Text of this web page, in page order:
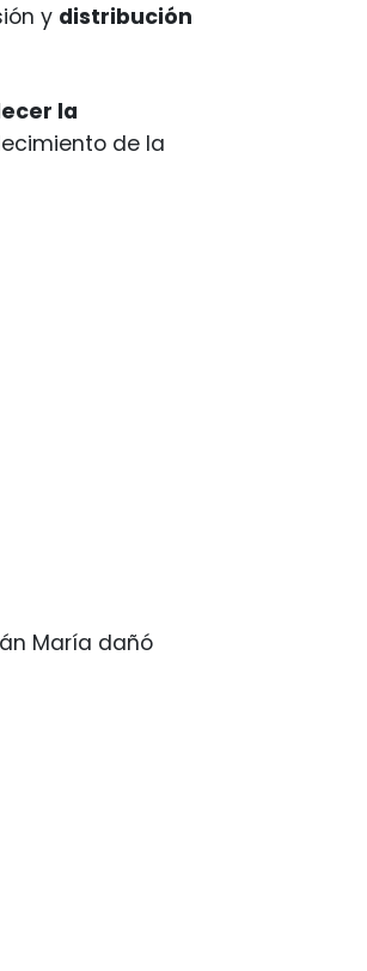
y distribución
la
de la
María dañó